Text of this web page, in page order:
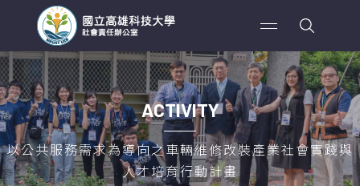
ACTIVITY
以公共服務需求為導向之車輛維修改裝產業社會實踐與
人才培育行動計畫